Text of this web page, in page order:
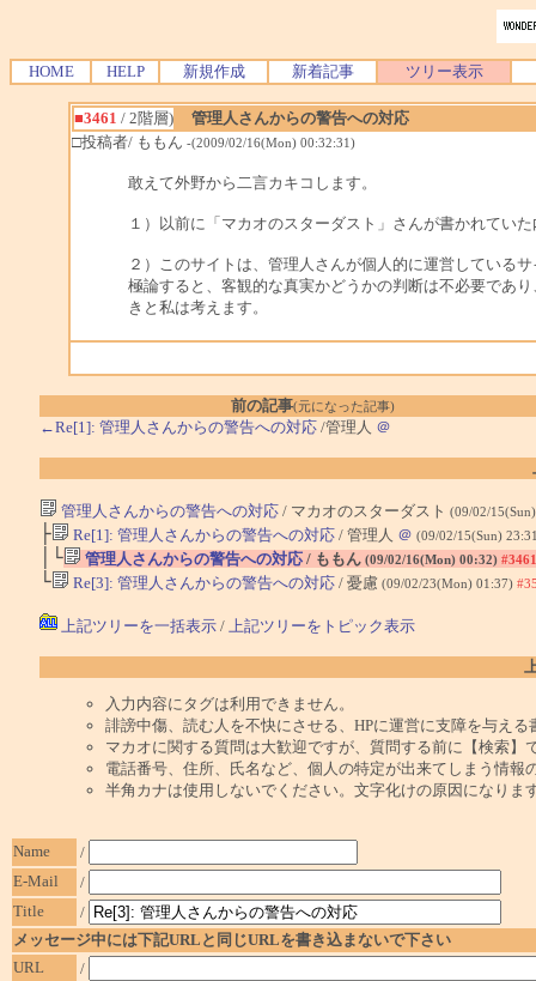
HOME HELP 新規作成 新着記事 ツリー表示
■3461 / 2階層)
管理人さんからの警告への対応
□投稿者/ ももん -(2009/02/16(Mon) 00:32:31)
敢えて外野から二言カキコします。
１）以前に「マカオのスターダスト」さんが書かれてい
２）このサイトは、管理人さんが個人的に運営している
極論すると、客観的な真実かどうかの判断は不必要であ
きと私は考えます。
前の記事(元になった記事)
←Re[1]: 管理人さんからの警告への対応/管理人 ＠
管理人さんからの警告への対応/ マカオのスターダスト (09/02/
├ Re[1]: 管理人さんからの警告への対応/ 管理人 ＠ (09/02/15(Sun)
│└ 管理人さんからの警告への対応/ ももん (09/02/16(Mon) 00:32) #3461
└ Re[3]: 管理人さんからの警告への対応/ 憂慮 (09/02/23(Mon) 01:37)
上記ツリーを一括表示/ 上記ツリーをトピック表示
入力内容にタグは利用できません。
誹謗中傷、読む人を不快にさせる、HPに運営に支障を与え
マカオに関する質問は大歓迎ですが、質問する前に【検索】
電話番号、住所、氏名など、個人の特定が出来てしまう情報
半角カナは使用しないでください。文字化けの原因になりま
Name
/
E-Mail
/
Title
/
メッセージ中には下記URLと同じURLを書き込まないで下さい
URL
/